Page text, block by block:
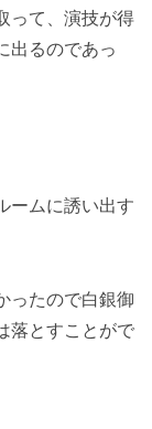
って、演技が得
出るのであっ
ームに誘い出す
ったので白銀御
落とすことがで